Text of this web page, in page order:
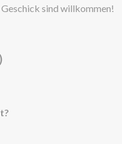
sind willkommen!